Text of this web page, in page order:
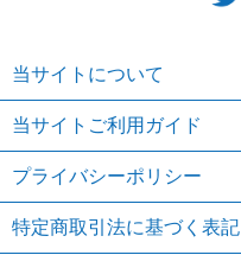
当サイトについて
当サイトご利用ガイド
プライバシーポリシー
特定商取引法に基づく表記